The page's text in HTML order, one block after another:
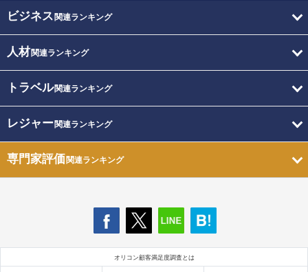
ビジネス 関連ランキング
人材関連ランキング
トラベル関連ランキング
レジャー関連ランキング
専門家評価関連ランキング
オリコン顧客満足度調査とは